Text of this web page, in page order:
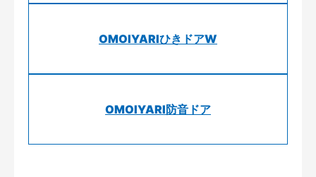
OMOIYARIひきドアW
OMOIYARI防音ドア